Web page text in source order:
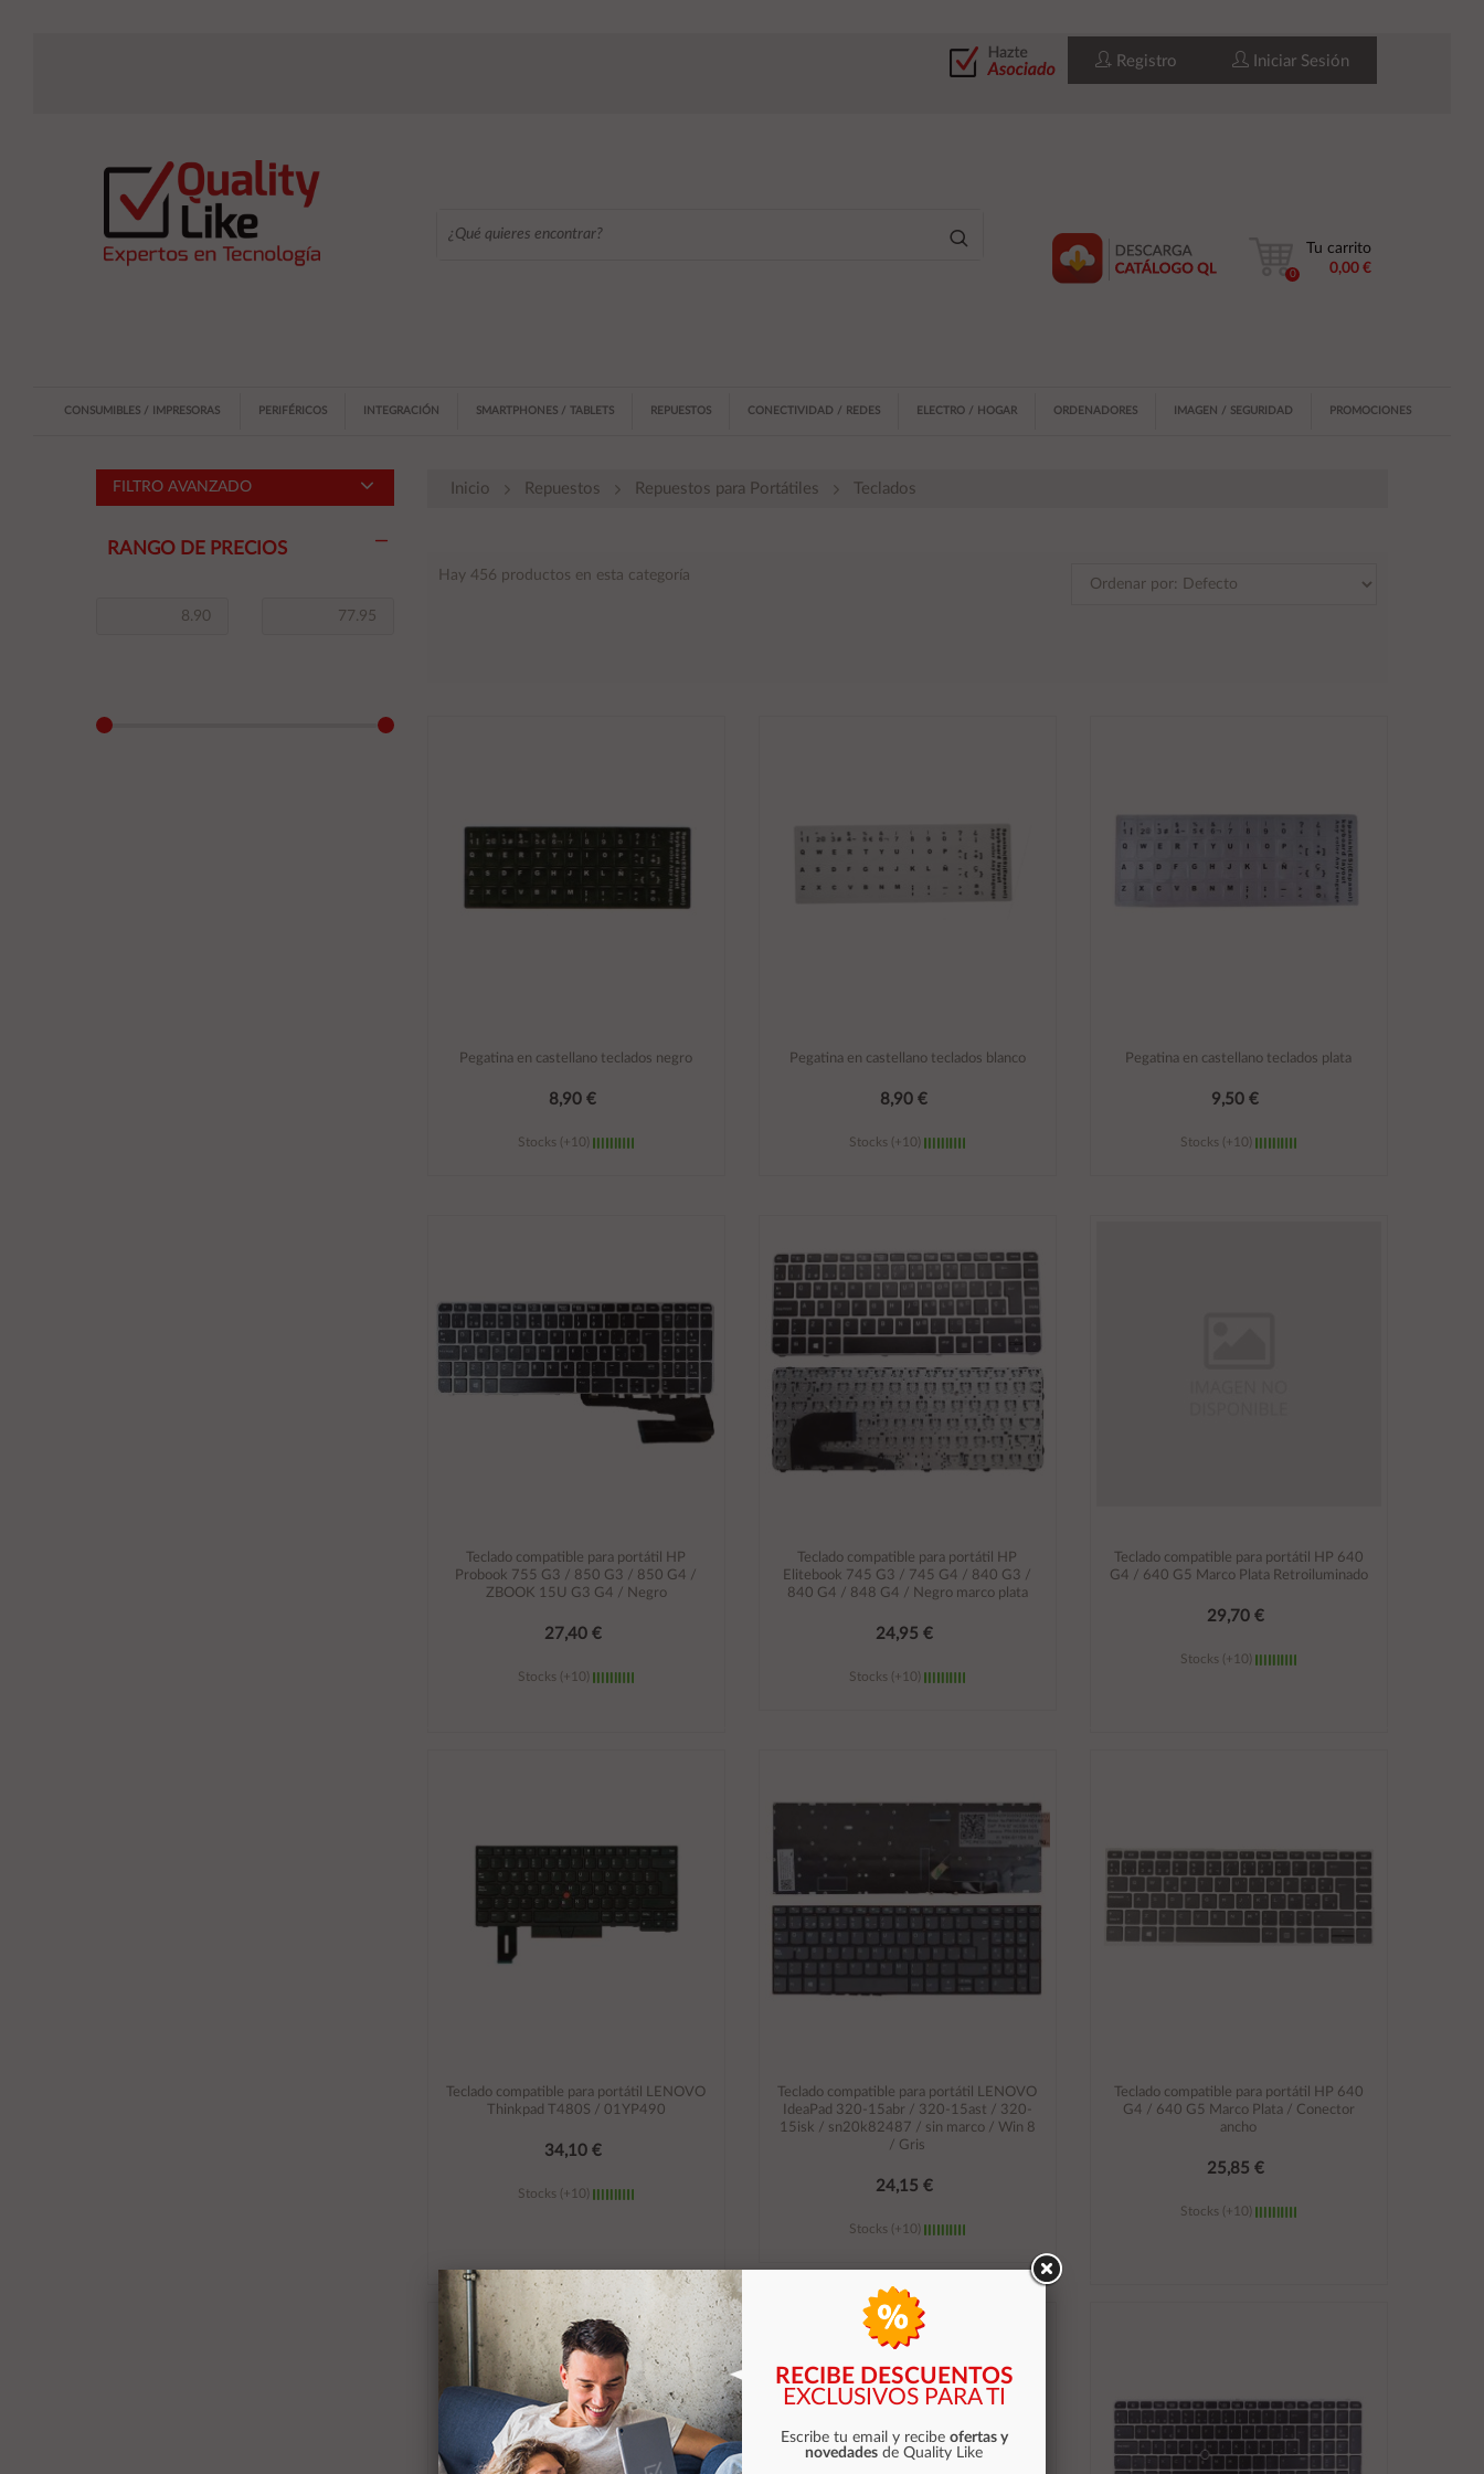
Registro Iniciar Sesión
Tu carrito
0,00 €
0
CONSUMIBLES / IMPRESORAS PERIFÉRICOS INTEGRACIÓN SMARTPHONES / TABLETS REPUESTOS CONECTIVIDAD / REDES ELECTRO / HOGAR ORDENADORES IMAGEN / SEGURIDAD PROMOCIONES
FILTRO AVANZADO
RANGO DE PRECIOS
Inicio Repuestos Repuestos para Portátiles Teclados
Hay 456 productos en esta categoría
Pegatina en castellano teclados negro
8,90 €
Stocks (+10)
Pegatina en castellano teclados blanco
8,90 €
Stocks (+10)
Pegatina en castellano teclados plata
9,50 €
Stocks (+10)
Teclado compatible para portátil HP
Probook 755 G3 / 850 G3 / 850 G4 /
ZBOOK 15U G3 G4 / Negro
27,40 €
Stocks (+10)
Teclado compatible para portátil HP
Elitebook 745 G3 / 745 G4 / 840 G3 /
840 G4 / 848 G4 / Negro marco plata
24,95 €
Stocks (+10)
Teclado compatible para portátil HP 640
G4 / 640 G5 Marco Plata Retroiluminado
29,70 €
Stocks (+10)
Teclado compatible para portátil LENOVO
Thinkpad T480S / 01YP490
34,10 €
Stocks (+10)
Añadir al carrito
Teclado compatible para portátil LENOVO
IdeaPad 320-15abr / 320-15ast / 320-
15isk / sn20k82487 / sin marco / Win 8
/ Gris
24,15 €
Stocks (+10)
Añadir al carrito
Teclado compatible para portátil HP 640
G4 / 640 G5 Marco Plata / Conector
ancho
25,85 €
Stocks (+10)
RECIBE DESCUENTOS
EXCLUSIVOS PARA TI
Escribe tu email y recibe ofertas y
novedades de Quality Like